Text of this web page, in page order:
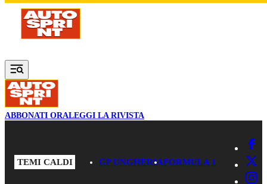
Vai al contenuto principale
ABBONATI ORALEGGI LA RIVISTA
TEMI CALDI GP UNGHERIAFORMULA 1